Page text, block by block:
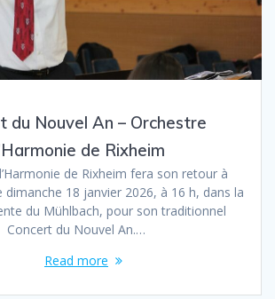
du Nouvel An – Orchestre
de Rixheim
de Rixheim fera son retour à
dimanche 18 janvier 2026, à 16 h, dans la
du Mühlbach, pour son traditionnel
Concert du Nouvel An.…
Read more